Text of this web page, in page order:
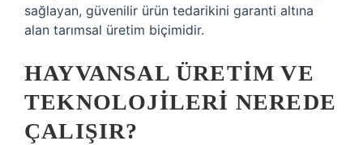
sağlayan, güvenilir ürün tedarikini garanti altına
alan tarımsal üretim biçimidir.
HAYVANSAL ÜRETIM VE
TEKNOLOJILERI NEREDE
ÇALIŞIR?